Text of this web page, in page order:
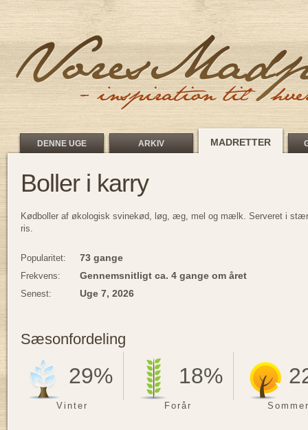
Boller i karry
Kødboller af økologisk svinekød, løg, æg, mel og mælk. Serveret i
ris.
Popularitet: 73 gange
Frekvens: Gennemsnitligt ca. 4 gange om året
Senest: Uge 7, 2026
Sæsonfordeling
29% 18%
Vinter Forår
DENNE UGE ARKIV MADRETTER